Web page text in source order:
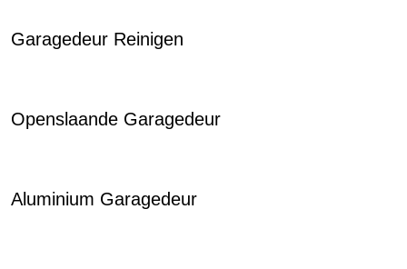
Garagedeur Reinigen
Openslaande Garagedeur
Aluminium Garagedeur